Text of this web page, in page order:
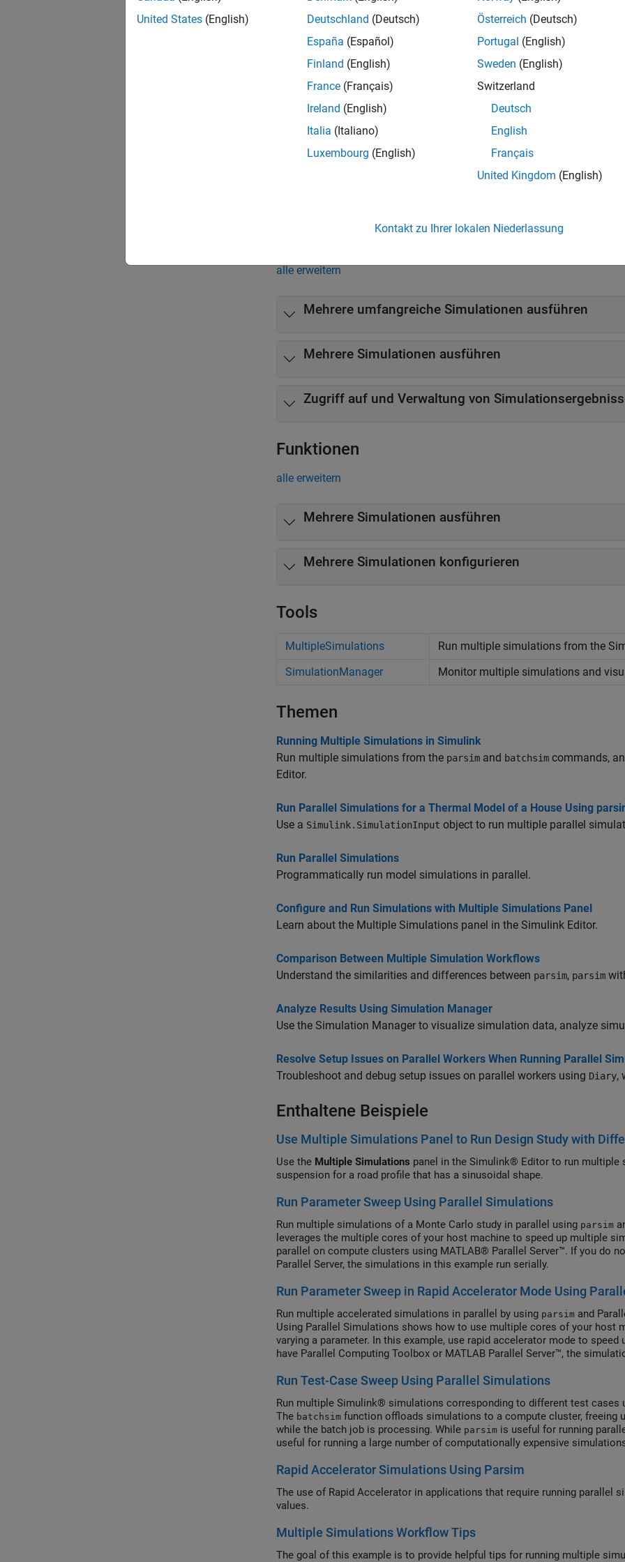
mit Parallel Computing Toolbox können Sie die Erstellung von
identifizieren und Build-Artefakte für Accelerator- und Rapid
führt Simulationen in Serie aus, wenn keine Parallel Computing
Sie können die Funktion mit Parallel Computing Toolbox und
Wenn Sie die Funktionbatchsim
verwenden, werden die Simulationen
können eine separate MATLAB-Sitzung öffnen, um auf den Job und
Für erste Schritte, siehe Running Multiple Simulations in Simulink
a House Using parsim.
alle erweitern
Mehrere umfangreiche Simulationen ausführen
Mehrere Simulationen ausführen
Zugriff auf und Verwaltung von
Funktionen
alle erweitern
Mehrere Simulationen ausführen
Mehrere Simulationen konfigurieren
Tools
MultipleSimulations Run multiple simulations from the
SimulationManager
Monitor multiple simulations and
Themen
Running Multiple Simulations in Simulink
Run multiple simulations from the parsim and batchsim commands,
Editor.
Run Parallel Simulations for a Thermal Model of a House Using
Use a Simulink.SimulationInput object to run multiple parallel
Run Parallel Simulations
Programmatically run model simulations in parallel.
Configure and Run Simulations with Multiple Simulations Panel
Learn about the Multiple Simulations panel in the Simulink Editor.
Comparison Between Multiple Simulation Workflows
Understand the similarities and differences between parsim, parsim
Analyze Results Using Simulation Manager
Use the Simulation Manager to visualize simulation data, analyze
Resolve Setup Issues on Parallel Workers When Running Parallel
Troubleshoot and debug setup issues on parallel workers using Diary,
Enthaltene Beispiele
Use Multiple Simulations Panel to Run Design Study with
Use the Multiple Simulations panel in the Simulink® Editor to run
suspension for a road profile that has a sinusoidal shape.
Run Parameter Sweep Using Parallel Simulations
Run multiple simulations of a Monte Carlo study in parallel using parsim
leverages the multiple cores of your host machine to speed up multiple
parallel on compute clusters using MATLAB® Parallel Server™. If you do
Parallel Server, the simulations in this example run serially.
Run Parameter Sweep in Rapid Accelerator Mode Using
Run multiple accelerated simulations in parallel by using parsim and
Using Parallel Simulations shows how to use multiple cores of your host
varying a parameter. In this example, use rapid accelerator mode to
have Parallel Computing Toolbox or MATLAB Parallel Server™, the
Run Test-Case Sweep Using Parallel Simulations
Run multiple Simulink® simulations corresponding to different test cases
The batchsim function offloads simulations to a compute cluster, freeing
while the batch job is processing. While parsim is useful for running
useful for running a large number of computationally expensive
Rapid Accelerator Simulations Using Parsim
The use of Rapid Accelerator in applications that require running parallel
values.
Multiple Simulations Workflow Tips
The goal of this example is to provide helpful tips for running multiple
United States (English)
Deutschland (Deutsch)
España (Español)
Finland (English)
France (Français)
Ireland (English)
Italia (Italiano)
Luxembourg (English)
Österreich (Deutsch)
Portugal (English)
Sweden (English)
Switzerland
Deutsch
English
Français
United Kingdom (English)
Kontakt zu Ihrer lokalen Niederlassung